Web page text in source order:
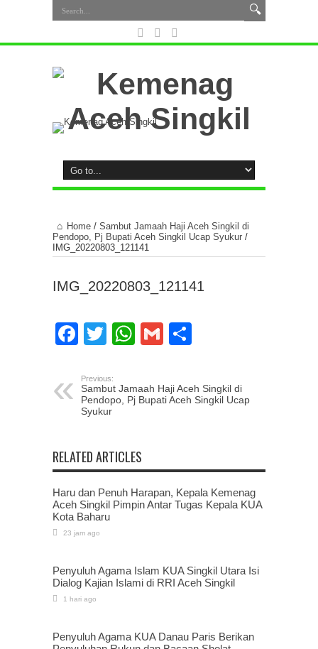
Home / Sambut Jamaah Haji Aceh Singkil di
Pendopo, Pj Bupati Aceh Singkil Ucap Syukur /
IMG_20220803_121141
IMG_20220803_121141
Facebook
TwitterWhatsApp
Gmail
Previous:
Sambut Jamaah Haji Aceh Singkil di
Pendopo, Pj Bupati Aceh Singkil Ucap
Syukur
RELATED ARTICLES
Haru dan Penuh Harapan, Kepala Kemenag
Aceh Singkil Pimpin Antar Tugas Kepala KUA
Kota Baharu
23 jam ago
Penyuluh Agama Islam KUA Singkil Utara Isi
Dialog Kajian Islami di RRI Aceh Singkil
1 hari ago
Penyuluh Agama KUA Danau Paris Berikan